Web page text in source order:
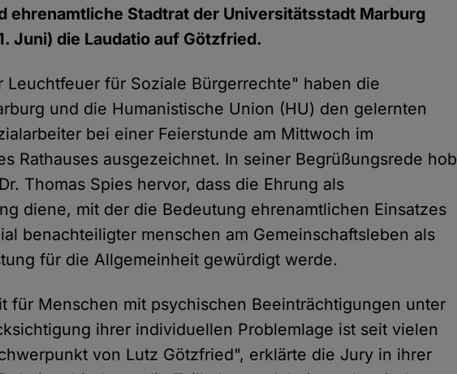
ehrenamtliche Stadtrat der Universitätsstadt Marburg
Juni) die Laudatio auf Götzfried.
Leuchtfeuer für Soziale Bürgerrechte" haben die
und die Humanistische Union (HU) den gelernten
bei einer Feierstunde am Mittwoch im
Rathauses ausgezeichnet. In seiner Begrüßungsrede hob
Thomas Spies hervor, dass die Ehrung als
diene, mit der die Bedeutung ehrenamtlichen Einsatzes
benachteiligter menschen am Gemeinschaftsleben als
für die Allgemeinheit gewürdigt werde.
für Menschen mit psychischen Beeinträchtigungen unter
ihrer individuellen Problemlage ist seit vielen
von Lutz Götzfried", erklärte die Jury in ihrer